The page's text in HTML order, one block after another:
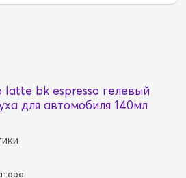
latte bk espresso гелевый
для автомобиля 140мл